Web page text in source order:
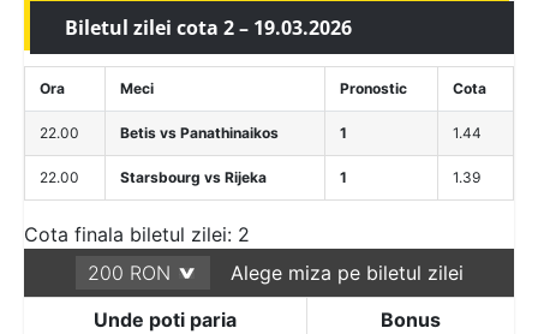
Biletul zilei cota 2 – 19.03.2026
Ora Meci Pronostic Cota
22.00 Betis vs Panathinaikos 1 1.44
22.00 Starsbourg vs Rijeka 1 1.39
Cota finala biletul zilei: 2
Alege miza pe biletul zilei
Unde poti paria
Bonus